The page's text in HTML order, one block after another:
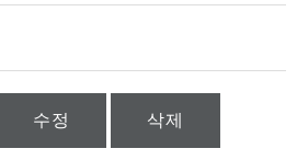
수정 삭제